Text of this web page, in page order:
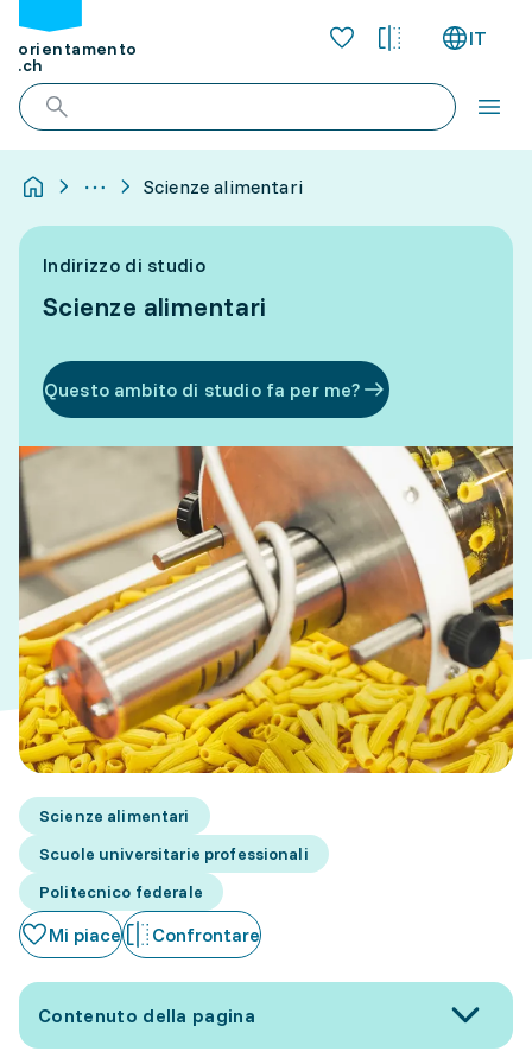
orientamento
.ch
IT
Scienze alimentari
Indirizzo di studio
Scienze alimentari
Questo ambito di studio fa per me?
Scienze alimentari
Scuole universitarie professionali
Politecnico federale
Mi piace Confrontare
Contenuto della pagina